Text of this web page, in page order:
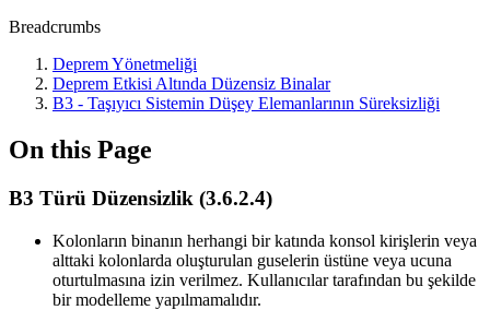
Breadcrumbs
Deprem Yönetmeliği
Deprem Etkisi Altında Düzensiz Binalar
B3 - Taşıyıcı Sistemin Düşey Elemanlarının Süreksizliği
On this Page
B3 Türü Düzensizlik (3.6.2.4)
Kolonların binanın herhangi bir katında konsol kirişlerin veya
alttaki kolonlarda oluşturulan guselerin üstüne veya ucuna
oturtulmasına izin verilmez. Kullanıcılar tarafından bu şekilde
bir modelleme yapılmamalıdır.